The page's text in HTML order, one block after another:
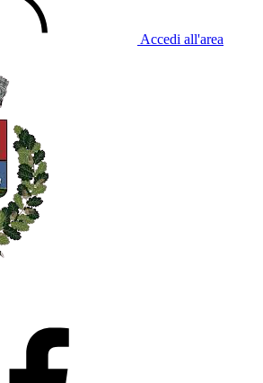
Accedi all'area